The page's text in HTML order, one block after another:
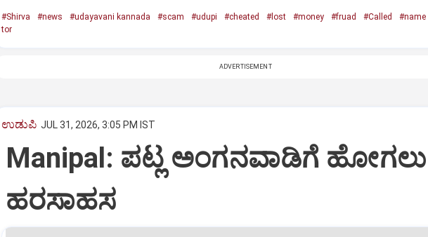
#Shirva #news #udayavani kannada #scam #udupi #cheated #lost #money #fruad #Called
#name
tor
ADVERTISEMENT
ಉಡುಪಿ JUL 31, 2026, 3:05 PM IST
Manipal: ಪಟ್ಲ ಅಂಗನವಾಡಿಗೆ ಹೋಗಲು
ಹರಸಾಹಸ